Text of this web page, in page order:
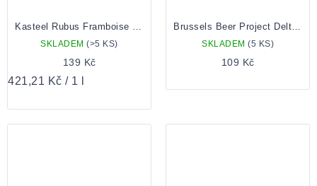
SKLADEM(>5 KS)
139 Kč
Měrná
421,21 Kč / 1 l
SKLADEM (5 KS)
109 Kč